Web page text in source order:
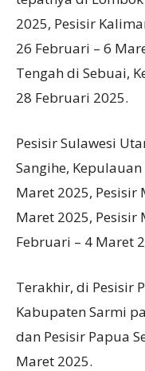
2025, Pesisir
26 Februari – 6
Tengah di Sebuai,
28 Februari 2025.
Pesisir Sulawesi
Sangihe,
Maret 2025, Pesisir
Maret 2025,
Februari – 4 Maret
Terakhir, di Pesisir
Kabupaten Sarmi
dan Pesisir Papua
Maret 2025.